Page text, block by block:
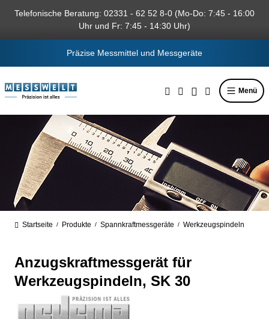
springen
Telefonische Beratung: 02331 - 62 52 8-0 (Mo-Do: 7:45 - 16:00
Uhr und Fr: 7:45 - 14:30 Uhr)
Präzise Messmittel und Messgeräte
Menü
Startseite / Produkte / Spannkraftmessgeräte / Werkzeugspindeln
Anzugskraftmessgerät für
Werkzeugspindeln, SK 30